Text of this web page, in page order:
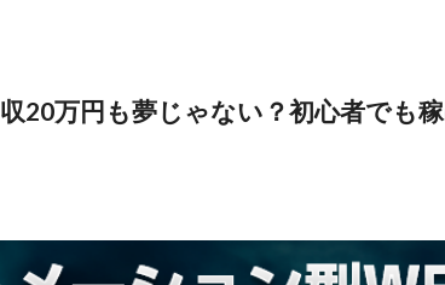
20万円も夢じゃない？初心者でも